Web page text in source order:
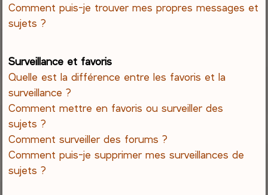
Comment puis-je trouver mes propres messages et
sujets ?
Surveillance et favoris
Quelle est la différence entre les favoris et la
surveillance ?
Comment mettre en favoris ou surveiller des
sujets ?
Comment surveiller des forums ?
Comment puis-je supprimer mes surveillances de
sujets ?